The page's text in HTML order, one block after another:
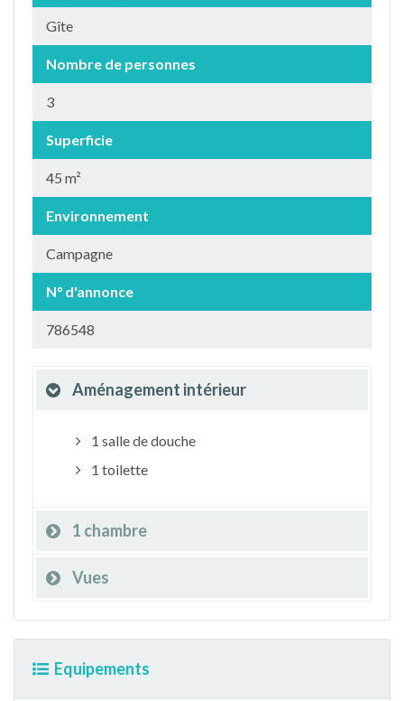
Gîte
Nombre de personnes
3
Superficie
45 m²
Environnement
Campagne
N° d'annonce
786548
Aménagement intérieur
1 salle de douche
1 toilette
1 chambre
Vues
Equipements